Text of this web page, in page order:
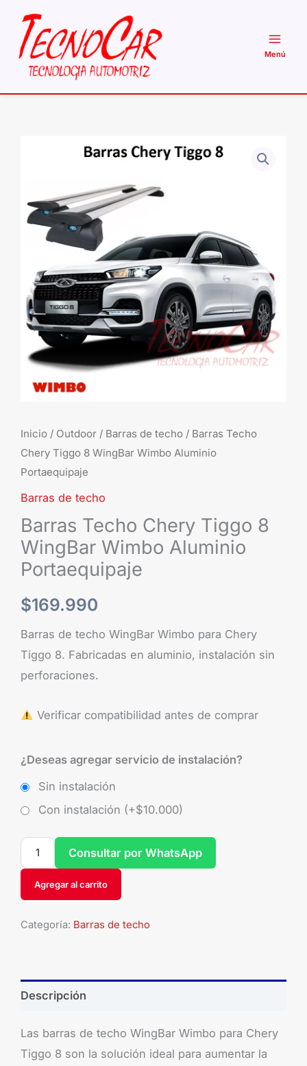
contenido
Inicio / Outdoor / Barras de techo / Barras Techo
Chery Tiggo 8 WingBar Wimbo Aluminio
Portaequipaje
Barras de techo
Barras Techo Chery Tiggo 8
WingBar Wimbo Aluminio
Portaequipaje
$169.990
Barras de techo WingBar Wimbo para Chery
Tiggo 8. Fabricadas en aluminio, instalación sin
perforaciones.
Verificar compatibilidad antes de comprar
¿Deseas agregar servicio de instalación?
Sin instalación
Con instalación (+$10.000)
Tiggo
WingBar
Wimbo
Aluminio
Portaequipaje
cantidad
Agregar al carrito
Consultar por WhatsApp
Categoría: Barras de techo
Descripción
Las barras de techo WingBar Wimbo para Chery
Tiggo 8 son la solución ideal para aumentar la